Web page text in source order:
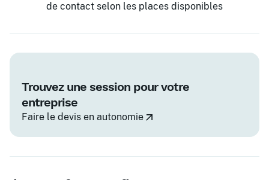
de contact selon les places disponibles
Trouvez une session pour votre
entreprise
Faire le devis en autonomie